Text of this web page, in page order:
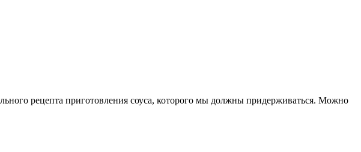
рецепта приготовления соуса, которого мы должны придерживаться. Можно